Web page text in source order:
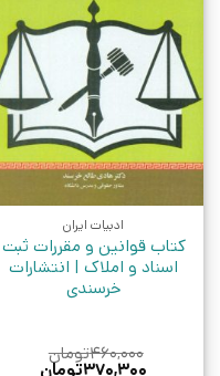
ادبیات ایران
کتاب قوانین و مقررات ثبت
اسناد و املاک | انتشارات
خرسندی
۴۶۰,۰۰۰تومان
قیمت
۳۷۰,۳۰۰تومان